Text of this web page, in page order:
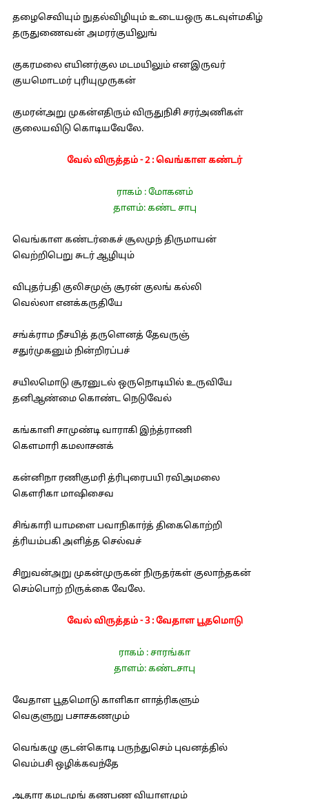
தழைசெவியும் நுதல்விழியும் உடையஒரு கடவுள்மகிழ்
தருதுணைவன் அமரர்குயிலுங்
குகரமலை எயினர்குல மடமயிலும் எனஇருவர்
குயமொடமர் புரியுமுருகன்
குமரன்அறு முகன்எதிரும் விருதுநிசி சரர்அணிகள்
குலையவிடு கொடியவேலே.
வேல் விருத்தம் - 2 : வெங்காள கண்டர்
ராகம் : மோகனம்
தாளம்: கண்ட சாபு
வெங்காள கண்டர்கைச் சூலமுந் திருமாயன்
வெற்றிபெறு சுடர் ஆழியும்
விபுதர்பதி குலிசமுஞ் சூரன் குலங் கல்லி
வெல்லா எனக்கருதியே
சங்க்ராம நீசயித் தருளெனத் தேவருஞ்
சதுர்முகனும் நின்றிரப்பச்
சயிலமொடு சூரனுடல் ஒருநொடியில் உருவியே
தனிஆண்மை கொண்ட நெடுவேல்
கங்காளி சாமுண்டி வாராகி இந்த்ராணி
கெளமாரி கமலாசனக்
கன்னிநா ரணிகுமரி த்ரிபுரைபயி ரவிஅமலை
கெளரிகா மாஷிசைவ
சிங்காரி யாமளை பவாநிகார்த் திகைகொற்றி
த்ரியம்பகி அளித்த செல்வச்
சிறுவன்அறு முகன்முருகன் நிருதர்கள் குலாந்தகன்
செம்பொற் றிருக்கை வேலே.
வேல் விருத்தம் - 3 : வேதாள பூதமொடு
ராகம் : சாரங்கா
தாளம்: கண்டசாபு
வேதாள பூதமொடு காளிகா ளாத்ரிகளும்
வெகுளுறு பசாசகணமும்
வெங்கழு குடன்கொடி பருந்துசெம் புவனத்தில்
வெம்பசி ஒழிக்கவந்தே
ஆதார கமடமுங் கணபண வியாளமும்